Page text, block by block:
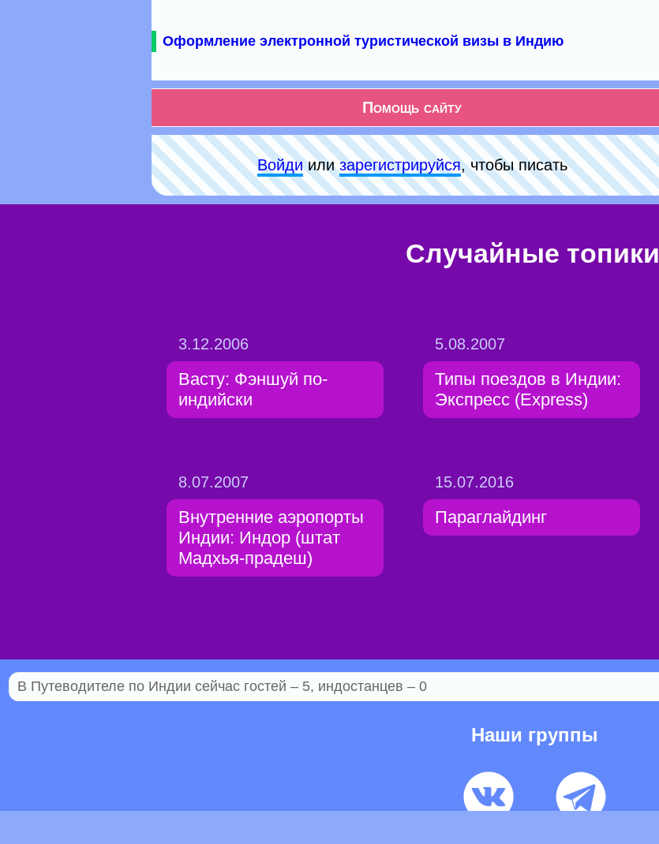
Оформление электронной туристической визы в Индию
Помощь сайту
Войдиилизарeгиcтpируйся, чтобы писать
Случайные топики
3.12.2006
Васту: Фэншуй по-
индийски
5.08.2007
Типы поездов в Индии:
Экспресс (Express)
8.07.2007
Внутренние аэропорты
Индии: Индор (штат
Мадхья-прадеш)
15.07.2016
Параглайдинг
В Путеводителе по Индии сейчас гостей – 5, индостанцев – 0
Наши группы